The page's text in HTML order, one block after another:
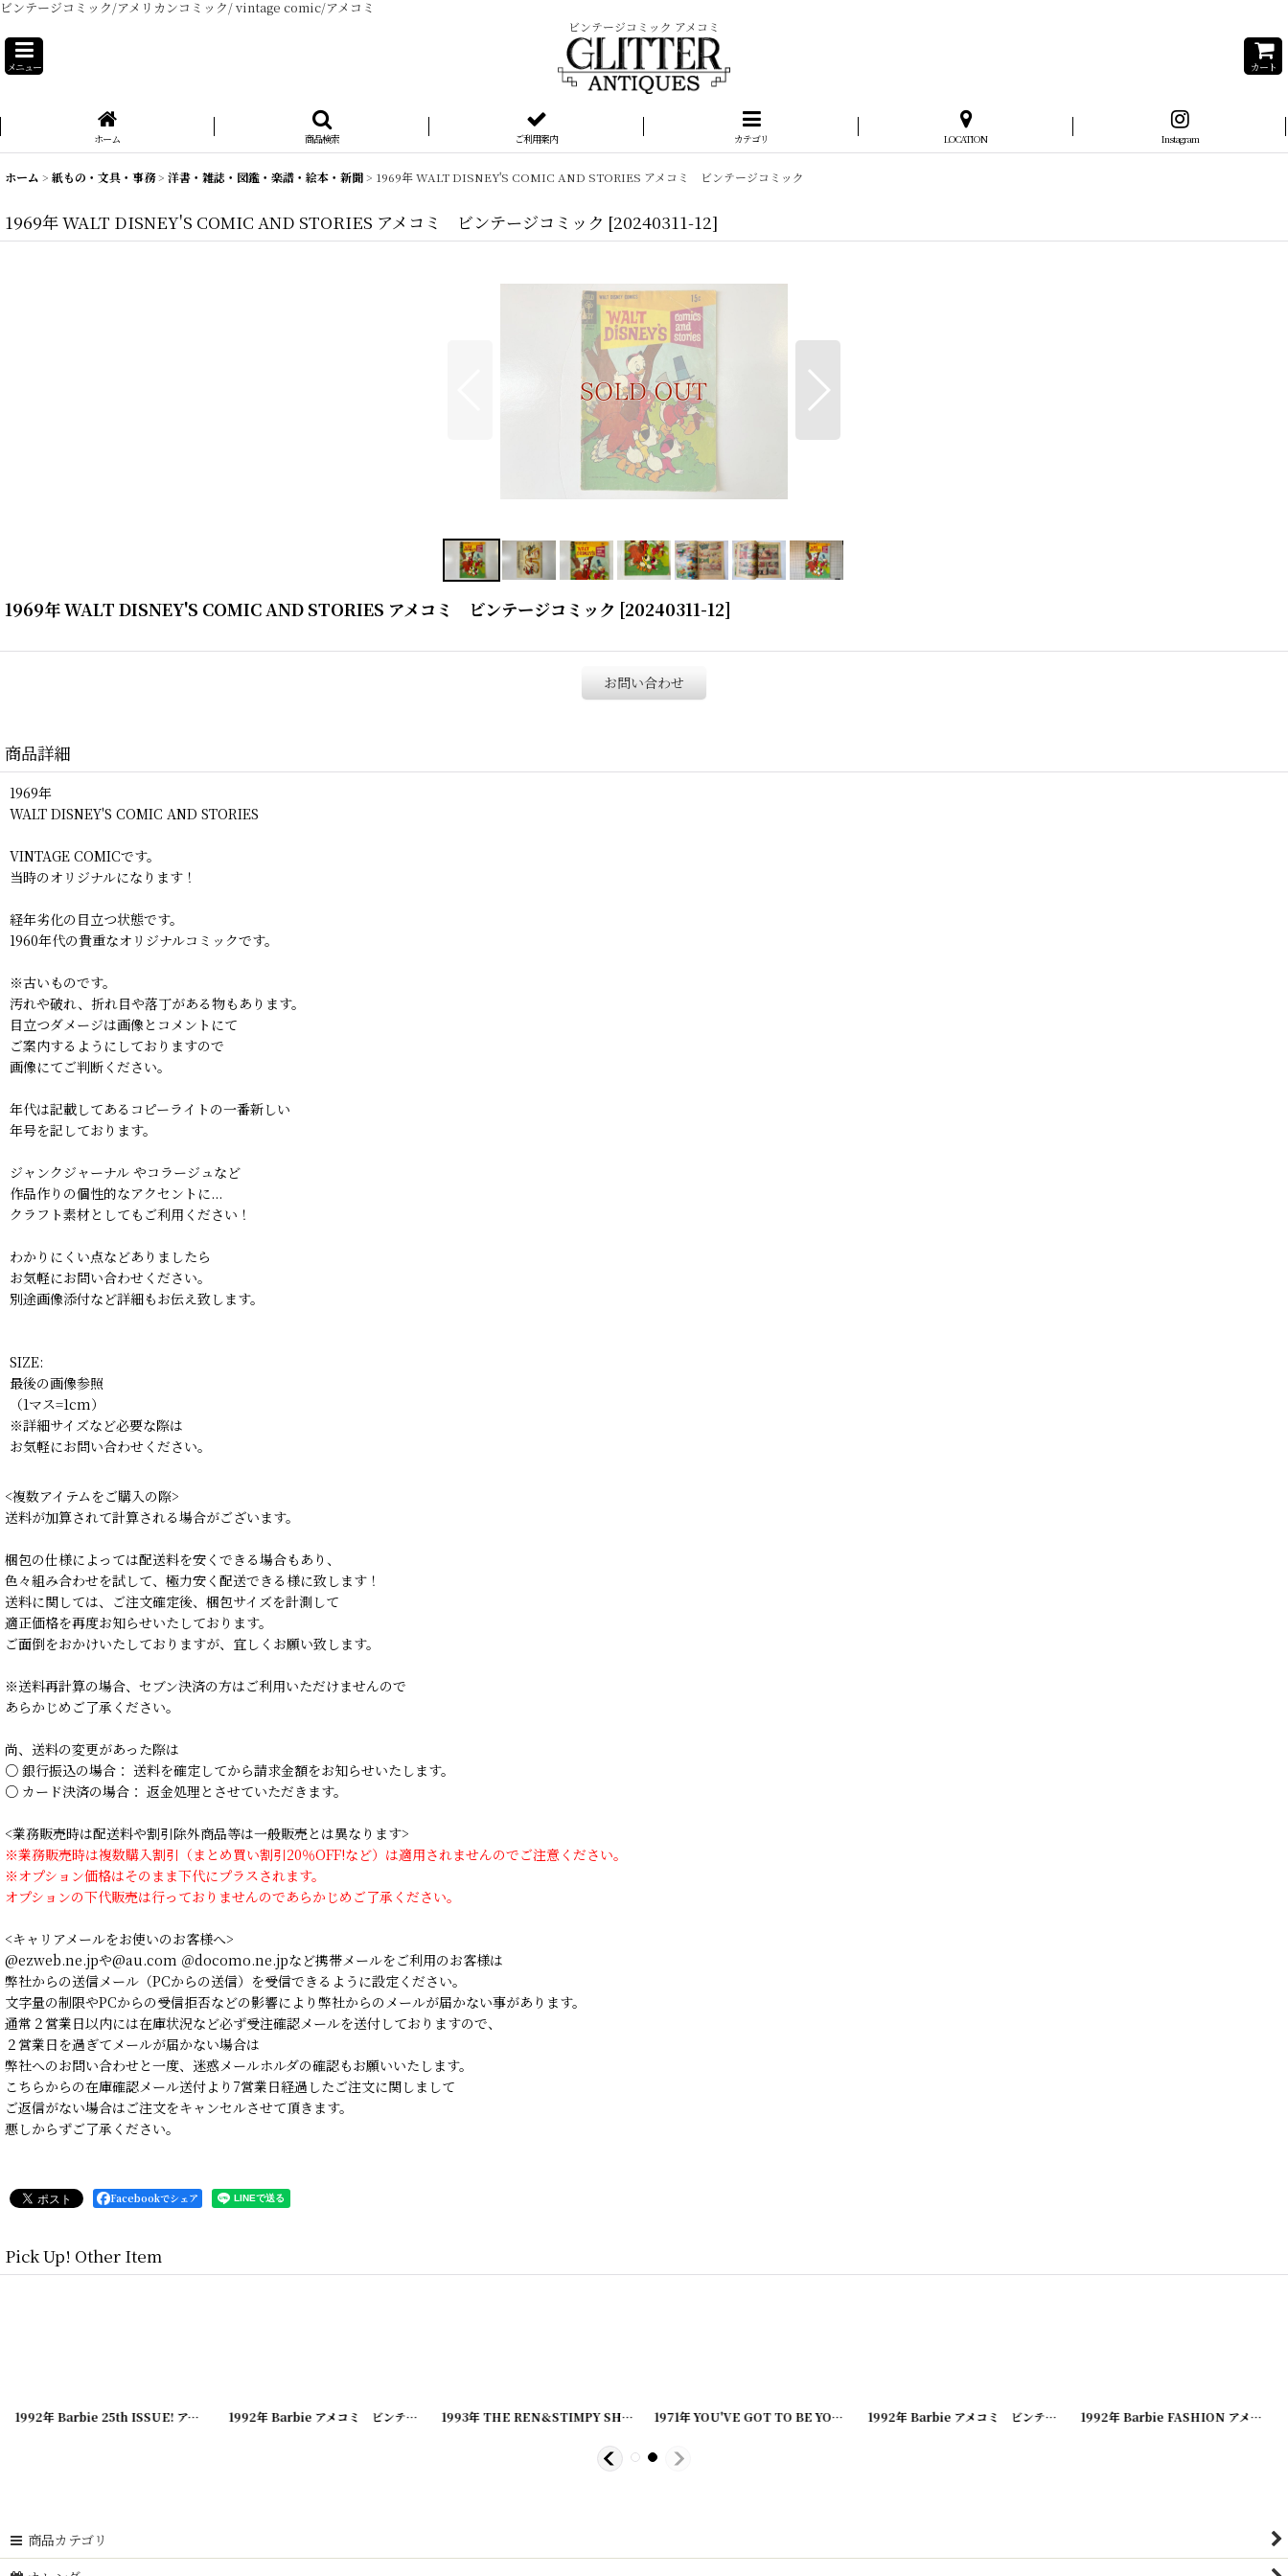
ビンテージコミック/アメリカンコミック/ vintage comic/アメコミ
ビンテージコミック アメコミ
メニュー カート
ホーム 商品検索 ご利用案内 カテゴリ LOCATION Instagram
ホーム > 紙もの・文具・事務> 洋書・雑誌・図鑑・楽譜・絵本・新聞> 1969年 WALT DISNEY'S COMIC AND STORIES アメコミ ビンテージコミック
1969年 WALT DISNEY'S COMIC AND STORIES アメコミ ビンテージコミック [20240311-12]
1969年 WALT DISNEY'S COMIC AND STORIES アメコミ ビンテージコミック [20240311-12]
お問い合わせ
商品詳細
1969年
WALT DISNEY'S COMIC AND STORIES
VINTAGE COMICです。
当時のオリジナルになります！
経年劣化の目立つ状態です。
1960年代の貴重なオリジナルコミックです。
※古いものです。
汚れや破れ、折れ目や落丁がある物もあります。
目立つダメージは画像とコメントにて
ご案内するようにしておりますので
画像にてご判断ください。
年代は記載してあるコピーライトの一番新しい
年号を記しております。
ジャンクジャーナル やコラージュなど
作品作りの個性的なアクセントに...
クラフト素材としてもご利用ください！
わかりにくい点などありましたら
お気軽にお問い合わせください。
別途画像添付など詳細もお伝え致します。
SIZE:
最後の画像参照
（1マス=1cm）
※詳細サイズなど必要な際は
お気軽にお問い合わせください。
<複数アイテムをご購入の際>
送料が加算されて計算される場合がございます。
梱包の仕様によっては配送料を安くできる場合もあり、
色々組み合わせを試して、極力安く配送できる様に致します！
送料に関しては、ご注文確定後、梱包サイズを計測して
適正価格を再度お知らせいたしております。
ご面倒をおかけいたしておりますが、宜しくお願い致します。
※送料再計算の場合、セブン決済の方はご利用いただけませんので
あらかじめご了承ください。
尚、送料の変更があった際は
○ 銀行振込の場合： 送料を確定してから請求金額をお知らせいたします。
○ カード決済の場合： 返金処理とさせていただきます。
<業務販売時は配送料や割引除外商品等は一般販売とは異なります>
※業務販売時は複数購入割引（まとめ買い割引20％OFF!など）は適用されませんのでご注意ください。
※オプション価格はそのまま下代にプラスされます。
オプションの下代販売は行っておりませんのであらかじめご了承ください。
<キャリアメールをお使いのお客様へ>
@ezweb.ne.jpや@au.com ＠docomo.ne.jpなど携帯メールをご利用のお客様は
弊社からの送信メール（PCからの送信）を受信できるように設定ください。
文字量の制限やPCからの受信拒否などの影響により弊社からのメールが届かない事があります。
通常２営業日以内には在庫状況など必ず受注確認メールを送付しておりますので、
２営業日を過ぎてメールが届かない場合は
弊社へのお問い合わせと一度、迷惑メールホルダの確認もお願いいたします。
こちらからの在庫確認メール送付より7営業日経過したご注文に関しまして
ご返信がない場合はご注文をキャンセルさせて頂きます。
悪しからずご了承ください。
Facebookでシェア
Pick Up! Other Item
20240311-04]
[20240311-03 ]
[20240311-08 ] 1992年 Barbie 25th ISSUE! アメコミ ビンテージコミック [20240311-07
1992年 Barbie アメコミ ビンテージコミック [20240311-06] 1993年 THE REN&STIMPY SHOW IN SPACE.. アメコミ ビンテージコミック [20240311-05]
1971年 YOU'VE GOT TO BE YOU, SNOOPY PEANUTS スヌーピー ビンテージコミック [20230809-1]
1992年 Barbie アメコミ ビンテージコミック [20240311-10] 1992年 Barbie FASHION アメコミ ビンテージコミック
商品カテゴリ